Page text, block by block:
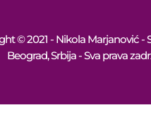
© 2021 - Nikola Marjanović -
Beograd, Srbija - Sva prava